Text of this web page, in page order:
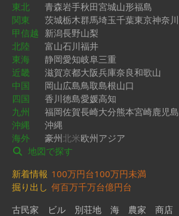
東北
青森岩手秋田宮城山形福島
関東
茨城栃木群馬埼玉千葉東京神奈川
甲信越 新潟長野山梨
北陸
富山石川福井
東海
静岡愛知岐阜三重
近畿
滋賀京都大阪兵庫奈良和歌山
中国
岡山広島鳥取島根山口
四国
香川徳島愛媛高知
九州
福岡佐賀長崎大分熊本宮崎鹿児島
沖縄
沖縄
海外
豪州北米欧州アジア
地図で探す
新着情報 100万円台100万円未満
掘り出し 何百万千万台億円台
古民家
ビル 別荘地 海 農家
商店